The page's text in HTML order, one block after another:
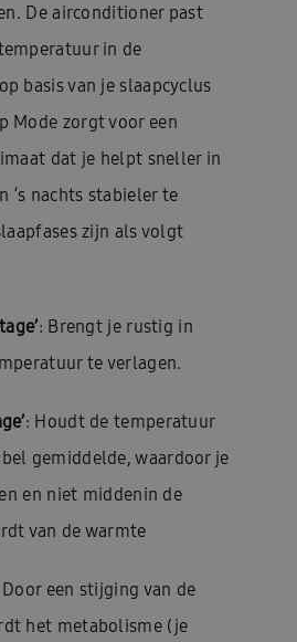
De airconditioner past
in de
basis van je slaapcyclus
Mode zorgt voor een
dat je helpt sneller in
‘s nachts stabieler te
zijn als volgt
: Brengt je rustig in
te verlagen.
: Houdt de temperatuur
gemiddelde, waardoor je
en niet middenin de
van de warmte
Door een stijging van de
het metabolisme (je